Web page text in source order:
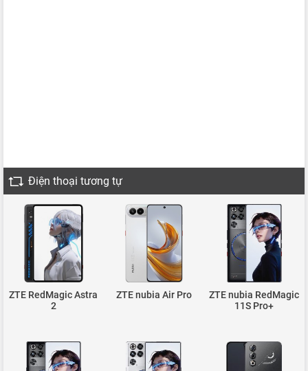
Điện thoại tương tự
ZTE RedMagic Astra
2
ZTE nubia Air Pro
ZTE nubia RedMagic
11S Pro+